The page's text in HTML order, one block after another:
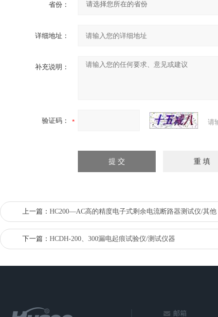
省份：
详细地址：
补充说明：
验证码： 请
上一篇： HC200—AC高的精度电子式剩余电流断路器测试仪/其他
下一篇： HCDH-200、300漏电起痕试验仪/测试仪器
邮箱